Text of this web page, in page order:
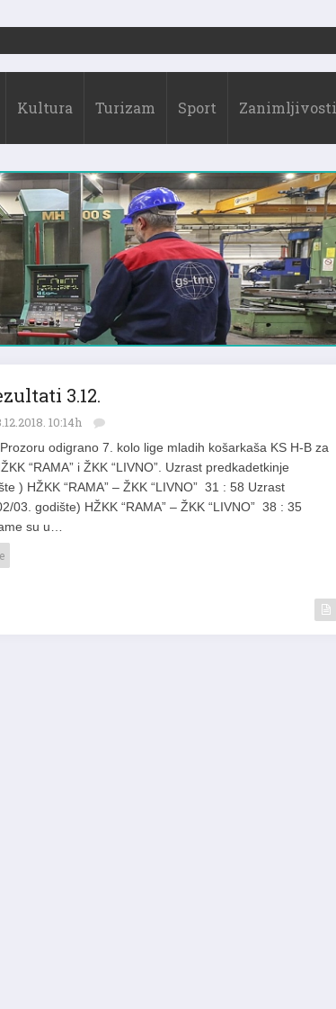
Kultura Turizam Sport Zanimljivosti
3.12.
10:14h
Prozoru odigrano 7. kolo lige mladih košarkaša KS H-B za
“RAMA” i ŽKK “LIVNO”. Uzrast predkadetkinje
) HŽKK “RAMA” – ŽKK “LIVNO” 31 : 58 Uzrast
03. godište) HŽKK “RAMA” – ŽKK “LIVNO” 38 : 35